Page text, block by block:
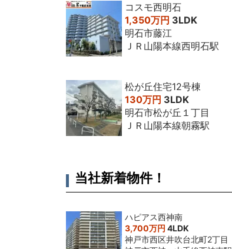
コスモ西明石
1,350万円 3LDK
明石市藤江
ＪＲ山陽本線西明石駅
松が丘住宅12号棟
130万円 3LDK
明石市松が丘１丁目
ＪＲ山陽本線朝霧駅
当社新着物件！
ハピアス西神南
3,700万円 4LDK
神戸市西区井吹台北町2丁目